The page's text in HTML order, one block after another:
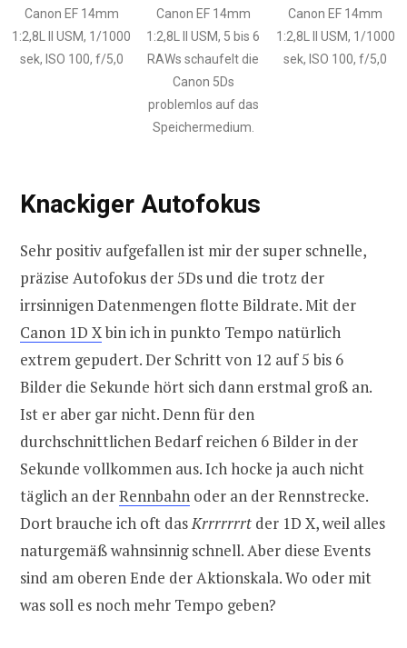
Canon EF 14mm
1:2,8L II USM, 1/1000
sek, ISO 100, f/5,0
Canon EF 14mm
1:2,8L II USM, 5 bis 6
RAWs schaufelt die
Canon 5Ds
problemlos auf das
Speichermedium.
Canon EF 14mm
1:2,8L II USM, 1/1000
sek, ISO 100, f/5,0
Knackiger Autofokus
Sehr positiv aufgefallen ist mir der super schnelle,
präzise Autofokus der 5Ds und die trotz der
irrsinnigen Datenmengen flotte Bildrate. Mit der
Canon 1D Xbin ich in punkto Tempo natürlich
extrem gepudert. Der Schritt von 12 auf 5 bis 6
Bilder die Sekunde hört sich dann erstmal groß an.
Ist er aber gar nicht. Denn für den
durchschnittlichen Bedarf reichen 6 Bilder in der
Sekunde vollkommen aus. Ich hocke ja auch nicht
täglich an derRennbahn oder an der Rennstrecke.
Dort brauche ich oft dasKrrrrrrrt der 1D X, weil alles
naturgemäß wahnsinnig schnell. Aber diese Events
sind am oberen Ende der Aktionskala. Wo oder mit
was soll es noch mehr Tempo geben?